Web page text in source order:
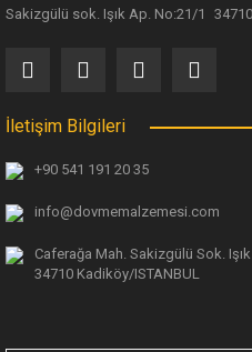
Sakizgülü sok. Işık Ap. No:21/1
İletişim Bilgileri
+90 541 191 20 35
info@dovmemalzemesi.com
Caferağa Mah. Sakizgülü Sok.
34710 Kadiköy/ISTANBUL